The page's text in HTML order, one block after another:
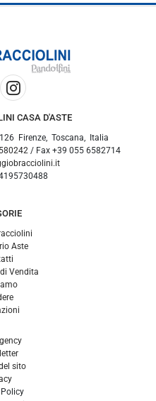
CASA D'ASTE
Firenze, Toscana,
Italia
/ Fax +39 055 6582714
Aste
Vendita
sito